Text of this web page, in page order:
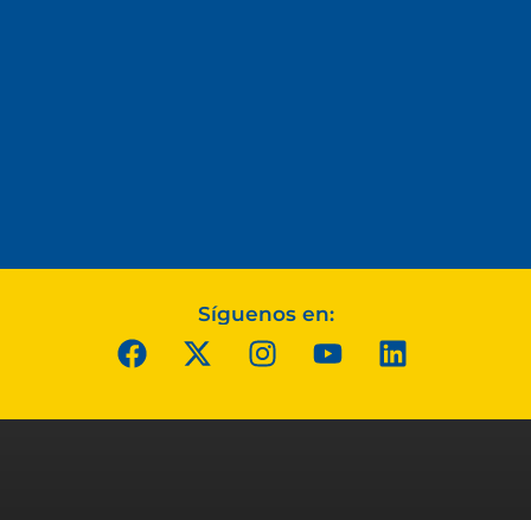
Síguenos en: